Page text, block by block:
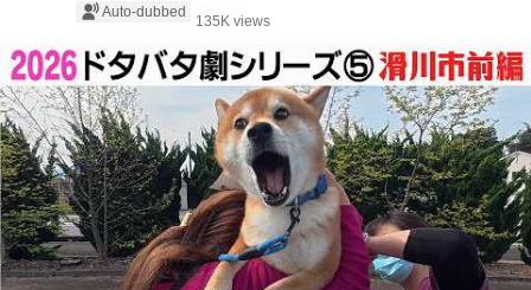
Auto-dubbed
135K views